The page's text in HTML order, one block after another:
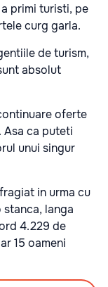
primi turisti, pe
curg garla.
de turism,
absolut
oferte
Asa ca puteti
unui singur
in urma cu
langa
4.229 de
15 oameni